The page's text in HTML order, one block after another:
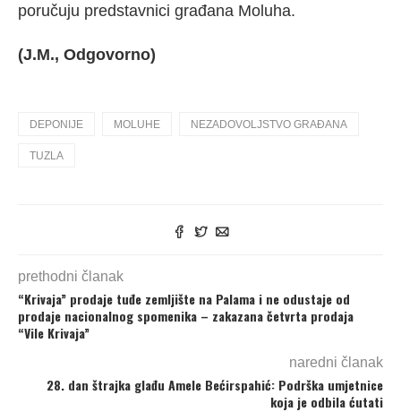
poručuju predstavnici građana Moluha.
(J.M., Odgovorno)
DEPONIJE MOLUHE NEZADOVOLJSTVO GRAĐANA
TUZLA
prethodni članak
“Krivaja” prodaje tuđe zemljište na Palama i ne odustaje od
prodaje nacionalnog spomenika – zakazana četvrta prodaja
“Vile Krivaja”
naredni članak
28. dan štrajka glađu Amele Bećirspahić: Podrška umjetnice
koja je odbila ćutati